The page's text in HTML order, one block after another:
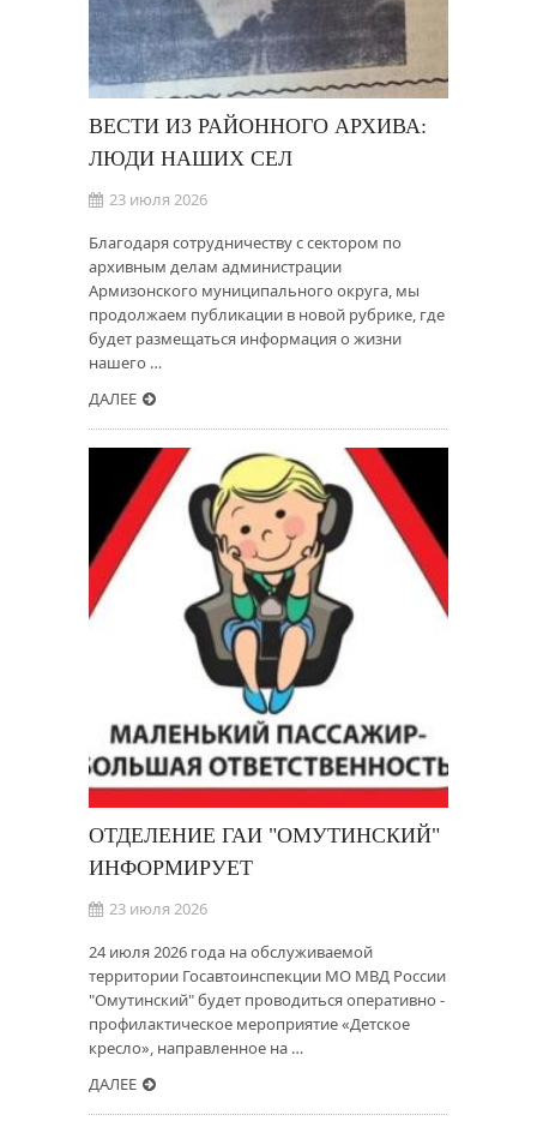
ВЕСТИ ИЗ РАЙОННОГО АРХИВА:
ЛЮДИ НАШИХ СЕЛ
23 июля 2026
Благодаря сотрудничеству с сектором по
архивным делам администрации
Армизонского муниципального округа, мы
продолжаем публикации в новой рубрике, где
будет размещаться информация о жизни
нашего …
ДАЛЕЕ
ОТДЕЛЕНИЕ ГАИ "ОМУТИНСКИЙ"
ИНФОРМИРУЕТ
23 июля 2026
24 июля 2026 года на обслуживаемой
территории Госавтоинспекции МО МВД России
"Омутинский" будет проводиться оперативно -
профилактическое мероприятие «Детское
кресло», направленное на …
ДАЛЕЕ